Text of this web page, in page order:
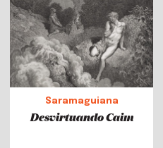
Saramaguiana
Desvirtuando Caim